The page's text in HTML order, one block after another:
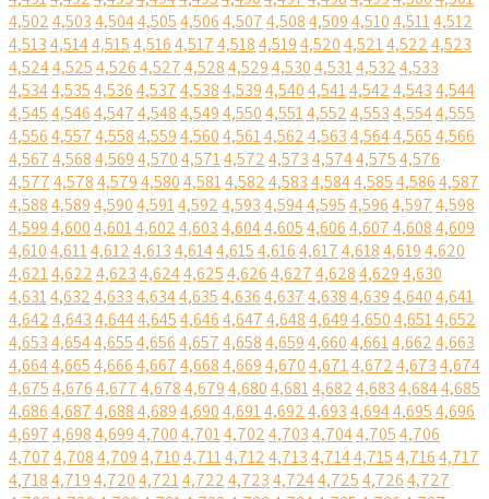
4,5024,5034,5044,5054,5064,5074,5084,5094,5104,5114,512
4,5134,5144,5154,5164,5174,5184,5194,5204,5214,5224,523
4,5244,5254,5264,5274,5284,5294,5304,5314,5324,533
4,5344,5354,5364,5374,5384,5394,5404,5414,5424,5434,544
4,5454,5464,5474,5484,5494,5504,5514,5524,5534,5544,555
4,5564,5574,5584,5594,5604,5614,5624,5634,5644,5654,566
4,5674,5684,5694,5704,5714,5724,5734,5744,5754,576
4,5774,5784,5794,5804,5814,5824,5834,5844,5854,5864,587
4,5884,5894,5904,5914,5924,5934,5944,5954,5964,5974,598
4,5994,6004,6014,6024,6034,6044,6054,6064,6074,6084,609
4,6104,6114,6124,6134,6144,6154,6164,6174,6184,6194,620
4,6214,6224,6234,6244,6254,6264,6274,6284,6294,630
4,6314,6324,6334,6344,6354,6364,6374,6384,6394,6404,641
4,6424,6434,6444,6454,6464,6474,6484,6494,6504,6514,652
4,6534,6544,6554,6564,6574,6584,6594,6604,6614,6624,663
4,6644,6654,6664,6674,6684,6694,6704,6714,6724,6734,674
4,6754,6764,6774,6784,6794,6804,6814,6824,6834,6844,685
4,6864,6874,6884,6894,6904,6914,6924,6934,6944,6954,696
4,6974,6984,6994,7004,7014,7024,7034,7044,7054,706
4,7074,7084,7094,7104,7114,7124,7134,7144,7154,7164,717
4,7184,7194,7204,7214,7224,7234,7244,7254,7264,727